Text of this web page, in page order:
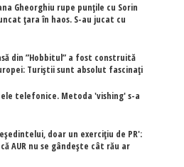
Gheorghiu rupe punțile cu Sorin
țara în haos. S-au jucat cu
din ”Hobbitul” a fost construită
Turiștii sunt absolut fascinați
telefonice. Metoda 'vishing' s-a
doar un exercițiu de PR':
AUR nu se gândește cât rău ar